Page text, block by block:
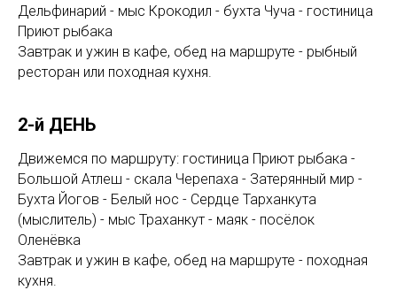
Дельфинарий - мыс Крокодил - бухта Чуча - гостиница
Приют рыбака
Завтрак и ужин в кафе, обед на маршруте - рыбный
ресторан или походная кухня.
2-й ДЕНЬ
Движемся по маршруту: гостиница Приют рыбака -
Большой Атлеш - скала Черепаха - Затерянный мир -
Бухта Йогов - Белый нос - Сердце Тарханкута
(мыслитель) - мыс Траханкут - маяк - посёлок
Оленёвка
Завтрак и ужин в кафе, обед на маршруте - походная
кухня.